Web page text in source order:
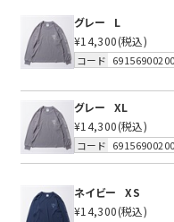
グレー
L
¥14,300(税込)
コード
グレー
XL
¥14,300(税込)
コード
ネイビー
XS
¥14,300(税込)